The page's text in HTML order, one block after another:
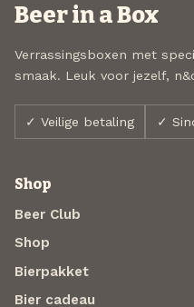
Beer in a Box
Verrassingsboxen met
smaak. Leuk voor jezelf,
✓ Veilige betaling ✓
Shop
Beer Club
Shop
Bierpakket
Bier cadeau